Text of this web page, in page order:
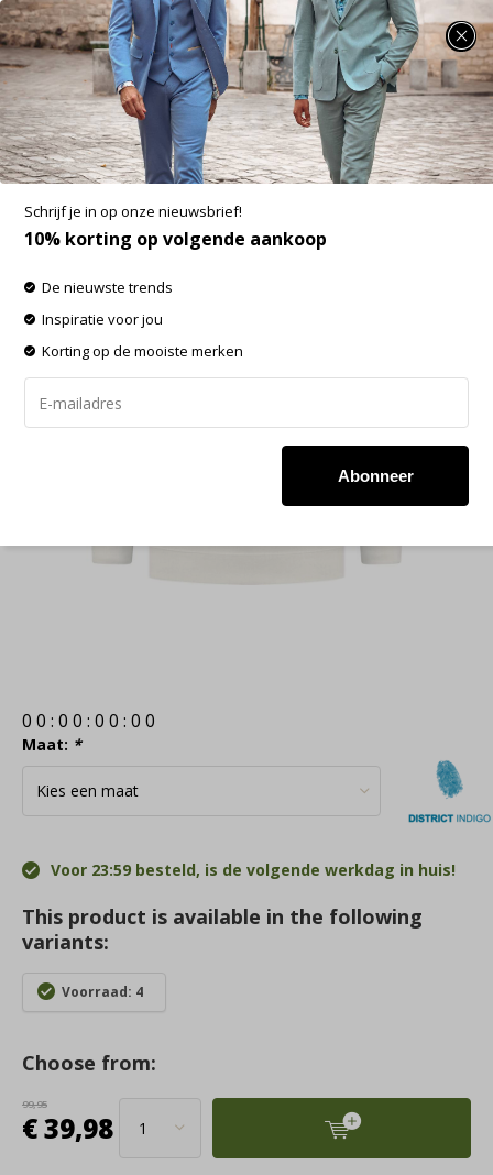
SUMMER SALE: 25% t/m 50% korting op heel veel zomerse items!
District Indigo Sweater Wit (7.12.300.305 -
007)
Aan verlanglijst toevoegen
0 0 : 0 0 : 0 0 : 0 0
Maat: *
Voor 23:59 besteld, is de volgende werkdag in huis!
This product is available in the following
variants:
Voorraad: 4
Choose from:
99,95
€ 39,98
Schrijf je in op onze nieuwsbrief!
10% korting op volgende aankoop
De nieuwste trends
Inspiratie voor jou
Korting op de mooiste merken
Abonneer